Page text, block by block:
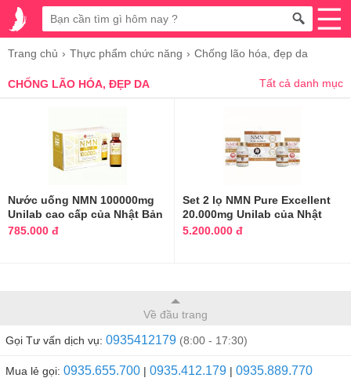
Trang chủ Thực phẩm chức năng Chống lão hóa, đẹp da
CHỐNG LÃO HÓA, ĐẸP DA Tất cả danh mục
Nước uống NMN 100000mg
Unilab cao cấp của Nhật Bản
785.000 đ
Set 2 lọ NMN Pure Excellent
20.000mg Unilab của Nhật
Bản
5.200.000 đ
Về đầu trang
Gọi Tư vấn dịch vụ: 0935412179 (8:00 - 17:30)
Mua lẻ gọi: 0935.655.700 | 0935.412.179 | 0935.889.770